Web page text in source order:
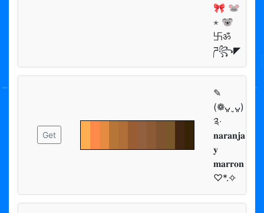
🎀 🐭
⋆ 🐨
卐ॐ
ཌ꧂◤
Get
✎
(❁ᴗ͈ˬᴗ͈)
༉‧
𝐧𝐚𝐫𝐚𝐧𝐣𝐚
𝐲
𝐦𝐚𝐫𝐫𝐨𝐧
♡*.✧